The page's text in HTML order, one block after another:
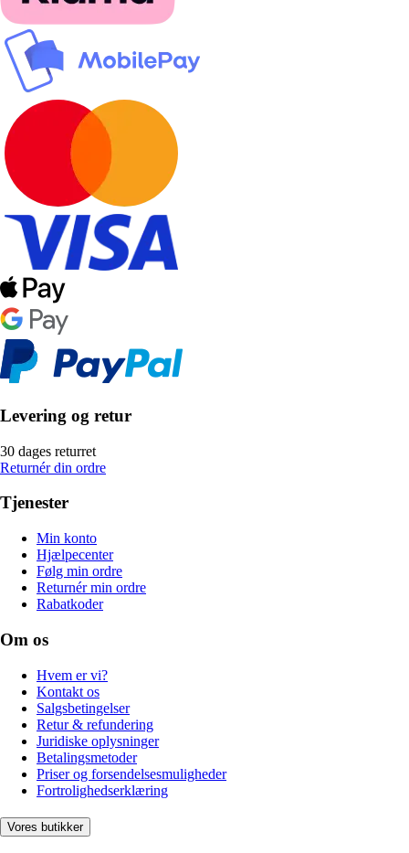
Levering og retur
30 dages returret
Returnér din ordre
Tjenester
Min konto
Hjælpecenter
Følg min ordre
Returnér min ordre
Rabatkoder
Om os
Hvem er vi?
Kontakt os
Salgsbetingelser
Retur & refundering
Juridiske oplysninger
Betalingsmetoder
Priser og forsendelsesmuligheder
Fortrolighedserklæring
Vores butikker